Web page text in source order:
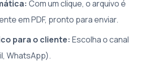
Com um clique, o arquivo é
em PDF, pronto para enviar.
para o cliente: Escolha o canal
WhatsApp).